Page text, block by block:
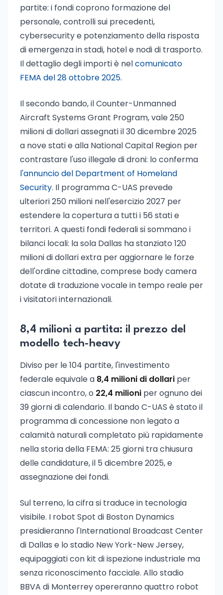
partite: i fondi coprono formazione del
personale, controlli sui precedenti,
cybersecurity e potenziamento della risposta
di emergenza in stadi, hotel e nodi di trasporto.
Il dettaglio degli importi è nelcomunicato
FEMA del 28 ottobre 2025.
Il secondo bando, il Counter-Unmanned
Aircraft Systems Grant Program, vale 250
milioni di dollari assegnati il 30 dicembre 2025
a nove stati e alla National Capital Region per
contrastare l'uso illegale di droni: lo conferma
l'annuncio del Department of Homeland
Security. Il programma C-UAS prevede
ulteriori 250 milioni nell'esercizio 2027 per
estendere la copertura a tutti i 56 stati e
territori. A questi fondi federali si sommano i
bilanci locali: la sola Dallas ha stanziato 120
milioni di dollari extra per aggiornare le forze
dell'ordine cittadine, comprese body camera
dotate di traduzione vocale in tempo reale per
i visitatori internazionali.
8,4 milioni a partita: il prezzo del
modello tech-heavy
Diviso per le 104 partite, l'investimento
federale equivale a 8,4 milioni di dollari per
ciascun incontro, o 22,4 milioni per ognuno dei
39 giorni di calendario. Il bando C-UAS è stato il
programma di concessione non legato a
calamità naturali completato più rapidamente
nella storia della FEMA: 25 giorni tra chiusura
delle candidature, il 5 dicembre 2025, e
assegnazione dei fondi.
Sul terreno, la cifra si traduce in tecnologia
visibile. I robot Spot di Boston Dynamics
presidieranno l'International Broadcast Center
di Dallas e lo stadio New York-New Jersey,
equipaggiati con kit di ispezione industriale ma
senza riconoscimento facciale. Allo stadio
BBVA di Monterrey opereranno quattro robot